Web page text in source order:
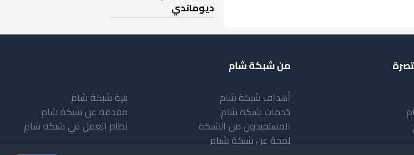
ديوماندي
من شبكة شام
أهداف شبكة شام
خدمات شبكة شام
المستفيدون من الشبكة
لمحة عن شبكة شبام
بنية شبكة شام
مقدمة عن شبكة شام
نظام العمل في شبكة شام